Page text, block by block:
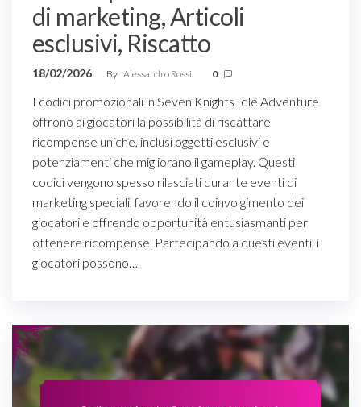
di marketing, Articoli
esclusivi, Riscatto
18/02/2026 By Alessandro Rossi 0
I codici promozionali in Seven Knights Idle Adventure
offrono ai giocatori la possibilità di riscattare
ricompense uniche, inclusi oggetti esclusivi e
potenziamenti che migliorano il gameplay. Questi
codici vengono spesso rilasciati durante eventi di
marketing speciali, favorendo il coinvolgimento dei
giocatori e offrendo opportunità entusiasmanti per
ottenere ricompense. Partecipando a questi eventi, i
giocatori possono…